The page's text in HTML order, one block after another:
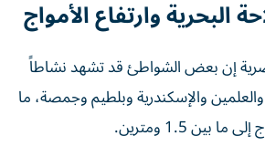
البحرية وارتفاع الأمواج
إن بعض الشواطئ قد تشهد نشاطاً
والإسكندرية وبلطيم وجمصة، ما
بين 1.5 ومترين.